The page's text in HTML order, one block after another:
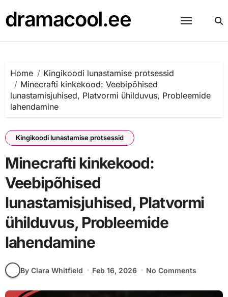
to
content
dramacool.ee
Home
Kingikoodi lunastamise protsessid
Minecrafti kinkekood: Veebipõhised
lunastamisjuhised, Platvormi ühilduvus, Probleemide
lahendamine
Kingikoodi lunastamise protsessid
Minecrafti kinkekood:
Veebipõhised
lunastamisjuhised, Platvormi
ühilduvus, Probleemide
lahendamine
By Clara Whitfield Feb 16, 2026 No Comments